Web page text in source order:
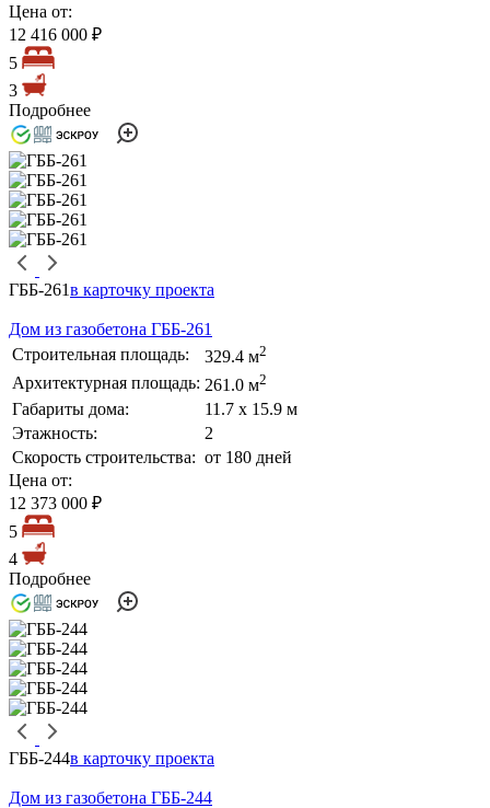
Цена от:
12 416 000 ₽
5
3
Подробнее
ГББ-261в карточку проекта
Дом из газобетона ГББ-261
Строительная площадь:
329.4 м2
Архитектурная площадь: 261.0 м2
Габариты дома:
11.7 х 15.9 м
Этажность:
2
Скорость строительства: от 180 дней
Цена от:
12 373 000 ₽
5
4
Подробнее
ГББ-244в карточку проекта
Дом из газобетона ГББ-244